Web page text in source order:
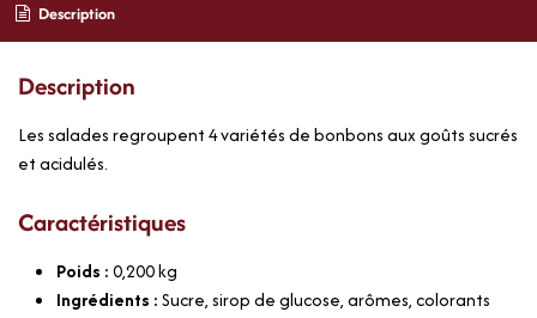
Description
Description
Les salades regroupent 4 variétés de bonbons aux goûts sucrés
et acidulés.
Caractéristiques
Poids :0,200kg
Ingrédients :Sucre, sirop de glucose, arômes, colorants